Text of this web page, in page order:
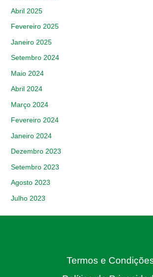
Abril 2025
Fevereiro 2025
Janeiro 2025
Setembro 2024
Maio 2024
Abril 2024
Março 2024
Fevereiro 2024
Janeiro 2024
Dezembro 2023
Setembro 2023
Agosto 2023
Julho 2023
Termos e